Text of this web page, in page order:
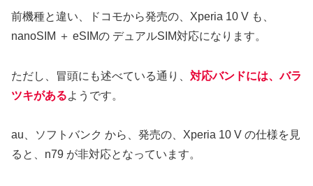
前機種と違い、ドコモから発売の、Xperia 10 V も、
nanoSIM ＋ eSIMの デュアルSIM対応になります。
ただし、冒頭にも述べている通り、 対応バンドには、バラ
ツキがあるようです。
au、ソフトバンク から、発売の、Xperia 10 V の仕様を見
ると、n79 が非対応となっています。